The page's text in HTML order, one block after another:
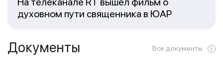
духовном пути священника в ЮАР
Документы Все документы